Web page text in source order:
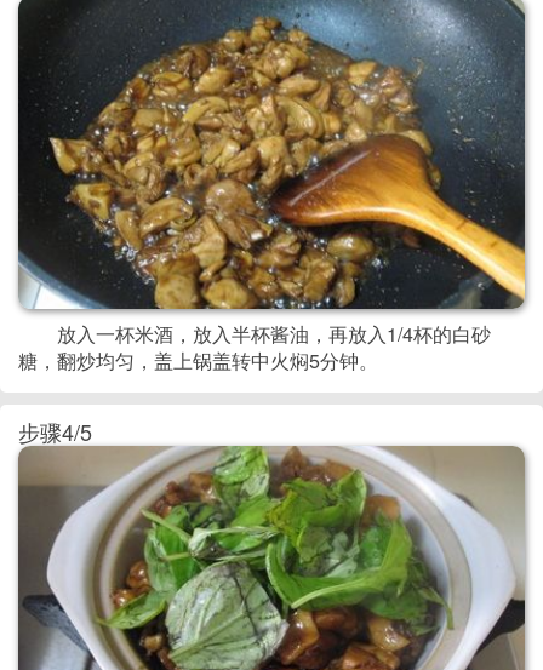
放入一杯米酒，放入半杯酱油，再放入1/4杯的白砂
糖，翻炒均匀，盖上锅盖转中火焖5分钟。
步骤4/5